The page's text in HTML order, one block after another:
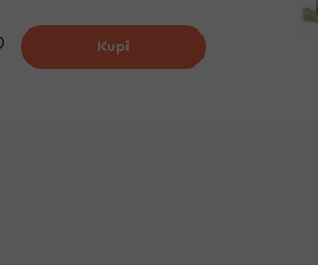
Dodaj na listu želja
Kupi